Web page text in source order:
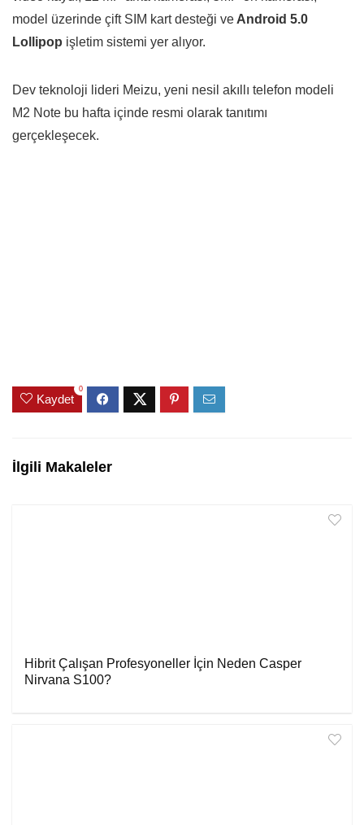
model üzerinde çift SIM kart desteği ve Android 5.0
Lollipop işletim sistemi yer alıyor.
Dev teknoloji lideri Meizu, yeni nesil akıllı telefon modeli
M2 Note bu hafta içinde resmi olarak tanıtımı
gerçekleşecek.
Kaydet
0
İlgili Makaleler
Hibrit Çalışan Profesyoneller İçin Neden Casper
Nirvana S100?